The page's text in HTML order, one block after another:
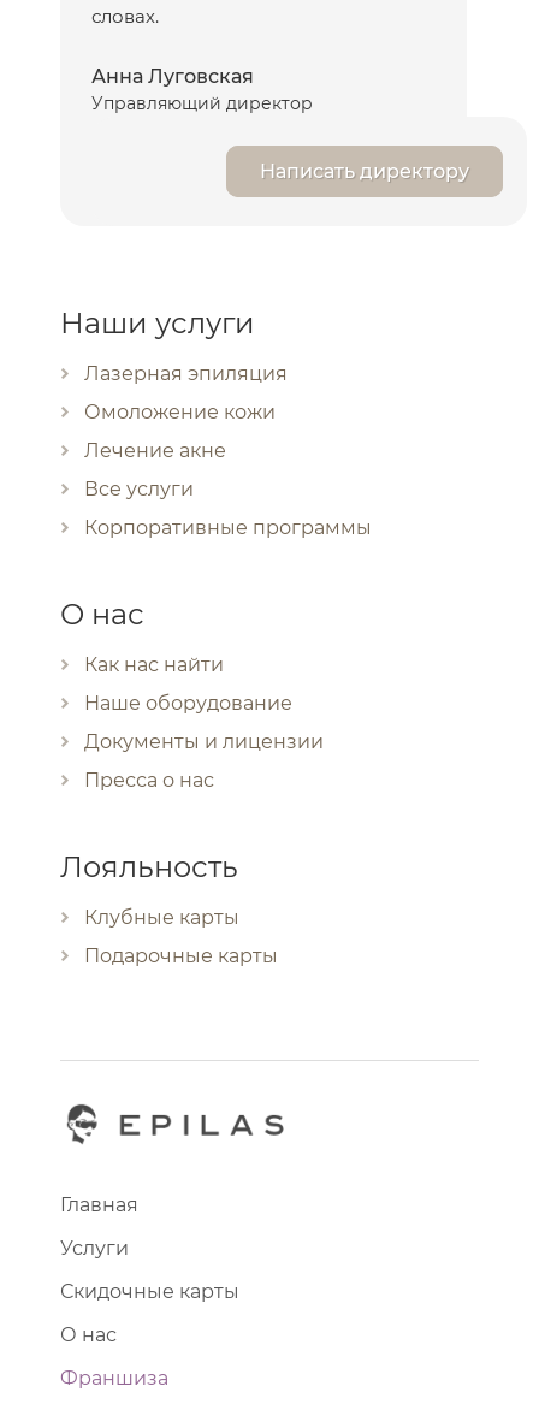
словах.
Анна Луговская
Управляющий директор
Написать директору
Наши услуги
Лазерная эпиляция
Омоложение кожи
Лечение акне
Все услуги
Корпоративные программы
О нас
Как нас найти
Наше оборудование
Документы и лицензии
Пресса о нас
Лояльность
Клубные карты
Подарочные карты
Главная
Услуги
Скидочные карты
О нас
Франшиза